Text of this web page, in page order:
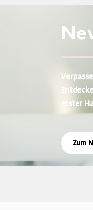
erster
Zum